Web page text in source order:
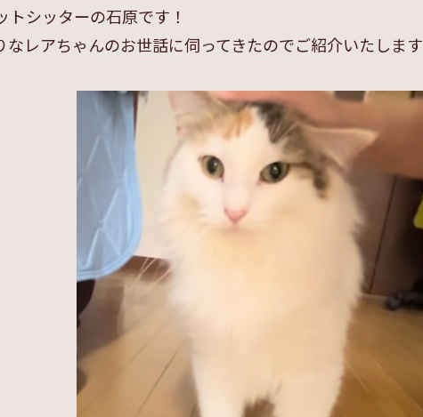
トシッターの石原です！
なレアちゃんのお世話に伺ってきたのでご紹介いたします